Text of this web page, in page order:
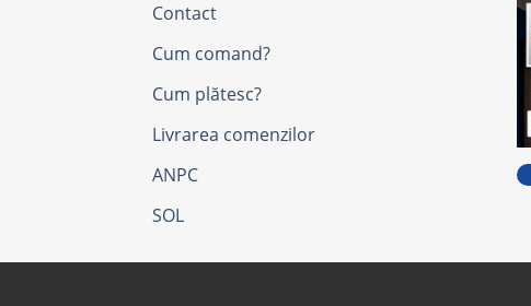
Contact
Cum comand?
Cum plătesc?
Livrarea comenzilor
ANPC
SOL